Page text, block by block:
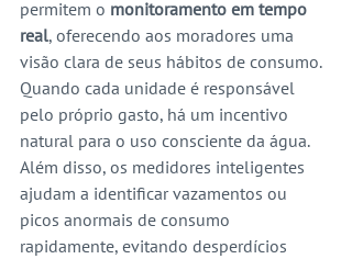
permitem o monitoramento em tempo
real, oferecendo aos moradores uma
visão clara de seus hábitos de consumo.
Quando cada unidade é responsável
pelo próprio gasto, há um incentivo
natural para o uso consciente da água.
Além disso, os medidores inteligentes
ajudam a identificar vazamentos ou
picos anormais de consumo
rapidamente, evitando desperdícios